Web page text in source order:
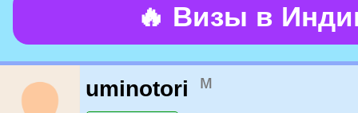
🔥 Визы в
uminotori м